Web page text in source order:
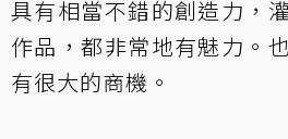
具有相當不錯的創造力，
作品，都非常地有魅力。
有很大的商機。